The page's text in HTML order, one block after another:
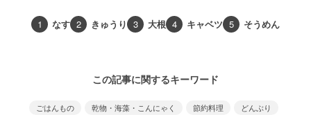
1 なす 2 きゅうり 3 大根 4 キャベツ 5 そうめん
この記事に関するキーワード
ごはんもの 乾物・海藻・こんにゃく 節約料理
どんぶり